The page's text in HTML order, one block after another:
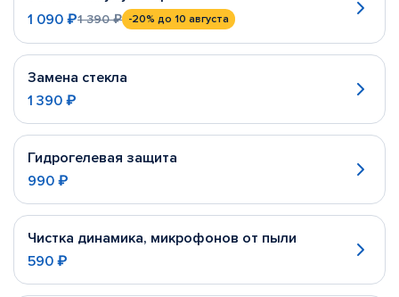
1 090 ₽1 390 ₽ -20% до 10 августа
Замена стекла
1 390 ₽
Гидрогелевая защита
990 ₽
Чистка динамика, микрофонов от пыли
590 ₽